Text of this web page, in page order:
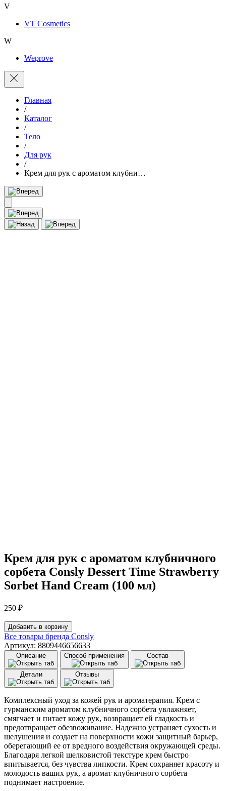
V
VT Cosmetics
W
Weprove
Главная
/
Каталог
/
Тело
/
Для рук
/
Крем для рук с ароматом клубни…
Крем для рук с ароматом клубничного
сорбета Consly Dessert Time Strawberry
Sorbet Hand Cream (100 мл)
250 ₽
Количество
товара
Крем
для
рук
с
ароматом
клубничного
сорбета
Consly
Dessert
Time
Strawberry
Sorbet
Hand
Cream
(100
мл
Добавить в корзину
Все товары бренда Consly
Артикул: 8809446656633
Описание Способ применения Состав
Детали Отзывы
Комплексный уход за кожей рук и ароматерапия. Крем с
гурманским ароматом клубничного сорбета увлажняет,
смягчает и питает кожу рук, возвращает ей гладкость и
предотвращает обезвоживание. Надежно устраняет сухость и
шелушения и создает на поверхности кожи защитный барьер,
оберегающий ее от вредного воздействия окружающей среды.
Благодаря легкой шелковистой текстуре крем быстро
впитывается, без чувства липкости. Крем сохраняет красоту и
молодость ваших рук, а аромат клубничного сорбета
поднимает настроение.